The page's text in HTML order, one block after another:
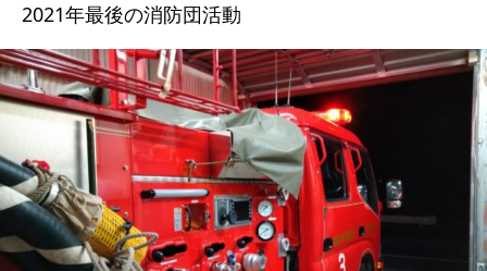
2021年最後の消防団活動